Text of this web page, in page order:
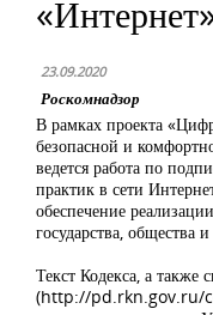
23.09.2020
Роскомнадзор
В рамках проекта
безопасной и
ведется работа по
практик в сети
обеспечение
государства, общества
Текст Кодекса, а также
(http://pd.rkn.gov.ru/